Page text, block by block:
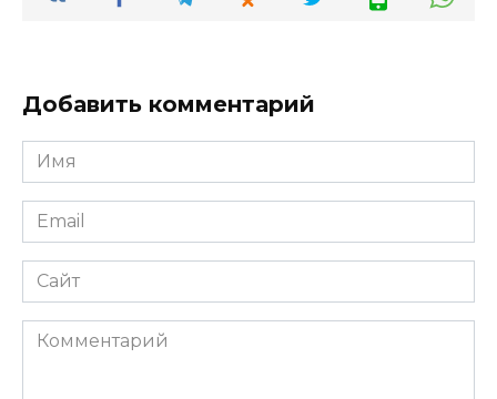
Добавить комментарий
Имя
Email
Сайт
Комментарий